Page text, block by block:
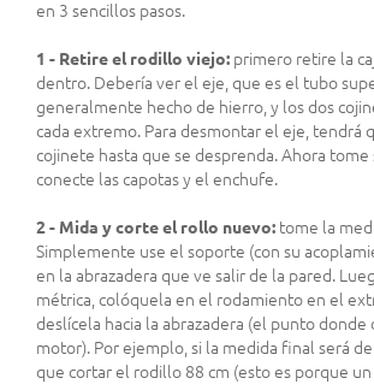
en 3 sencillos pasos.
1 - Retire el rodillo viejo: primero retire la
dentro. Debería ver el eje, que es el tubo
generalmente hecho de hierro, y los dos
cada extremo. Para desmontar el eje, tendrá
cojinete hasta que se desprenda. Ahora
conecte las capotas y el enchufe.
2 - Mida y corte el rollo nuevo: tome la
Simplemente use el soporte (con su
en la abrazadera que ve salir de la pared.
métrica, colóquela en el rodamiento en el
deslícela hacia la abrazadera (el punto donde
motor). Por ejemplo, si la medida final será
que cortar el rodillo 88 cm (esto es porque